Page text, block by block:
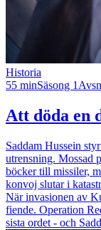
Historia
55 minSäsong 1
Att döda en
Saddam Hussein
utrensning. Mossad
böcker till missiler,
konvoj slutar i
När invasionen av
fiende. Operation
sista ordet - och